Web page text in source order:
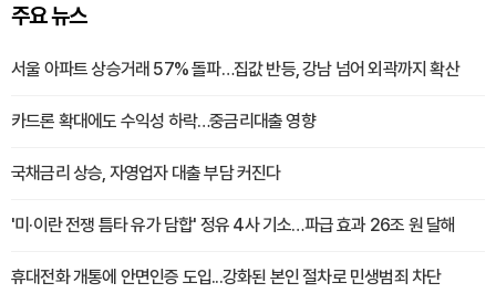
주요 뉴스
서울 아파트 상승거래 57% 돌파…집값 반등, 강남 넘어 외곽까지 확산
카드론 확대에도 수익성 하락…중금리대출 영향
국채금리 상승, 자영업자 대출 부담 커진다
'미·이란 전쟁 틈타 유가 담합' 정유 4사 기소…파급 효과 26조 원 달해
휴대전화 개통에 안면인증 도입...강화된 본인 절차로 민생범죄 차단